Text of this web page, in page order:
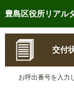
豊島区役所リアル
トップページへ
ご利用方法
事前予約
予約状況確認
交付
お呼出番号を入力